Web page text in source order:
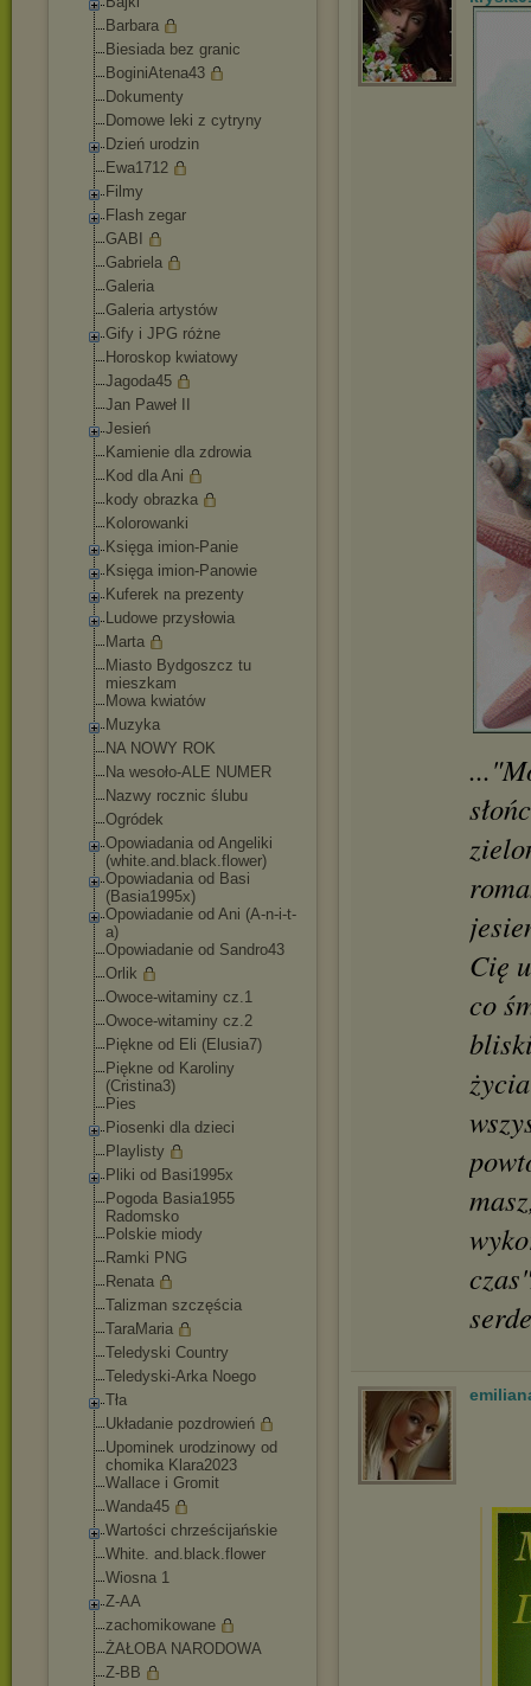
Barbara
Biesiada bez granic
BoginiAtena43
Dokumenty
Domowe leki z cytryny
Dzień urodzin
Ewa1712
Filmy
Flash zegar
GABI
Gabriela
Galeria
Galeria artystów
Gify i JPG różne
Horoskop kwiatowy
Jagoda45
Jan Paweł II
Jesień
Kamienie dla zdrowia
Kod dla Ani
kody obrazka
Kolorowanki
Księga imion-Panie
Księga imion-Panowie
Kuferek na prezenty
Ludowe przysłowia
Marta
Miasto Bydgoszcz tu
mieszkam
Mowa kwiatów
Muzyka
NA NOWY ROK
Na wesoło-ALE NUMER
Nazwy rocznic ślubu
Ogródek
Opowiadania od Angeliki
(white.and.black.flower)
Opowiadania od Basi
(Basia1995x)
Opowiadanie od Ani (A-n-i-t-
a)
Opowiadanie od Sandro43
Orlik
Owoce-witaminy cz.1
Owoce-witaminy cz.2
Piękne od Eli (Elusia7)
Piękne od Karoliny
(Cristina3)
Pies
Piosenki dla dzieci
Playlisty
Pliki od Basi1995x
Pogoda Basia1955
Radomsko
Polskie miody
Ramki PNG
Renata
Talizman szczęścia
TaraMaria
Teledyski Country
Teledyski-Arka Noego
Tła
Układanie pozdrowień
Upominek urodzinowy od
chomika Klara2023
Wallace i Gromit
Wanda45
Wartości chrześcijańskie
White. and.black.flower
Wiosna 1
Z-AA
zachomikowane
ŻAŁOBA NARODOWA
Z-BB
Cię
co